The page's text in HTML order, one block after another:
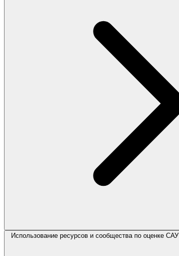
Использование ресурсов и сообщества по оценке САУ